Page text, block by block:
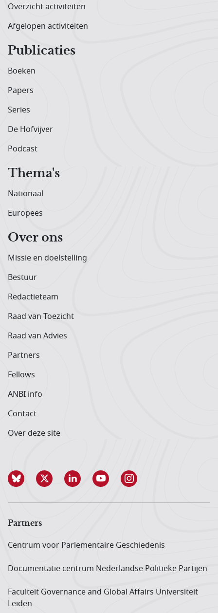
Overzicht activiteiten
Afgelopen activiteiten
Publicaties
Boeken
Papers
Series
De Hofvijver
Podcast
Thema's
Nationaal
Europees
Over ons
Missie en doelstelling
Bestuur
Redactieteam
Raad van Toezicht
Raad van Advies
Partners
Fellows
ANBI info
Contact
Over deze site
Partners
Centrum voor Parlementaire Geschiedenis
Documentatie centrum Neder­landse Politieke Partijen
Faculteit Governance and Global Affairs Universiteit
Leiden